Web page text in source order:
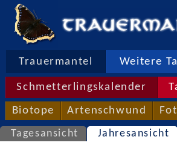
Trauermantel Weitere
Schmetterlingskalender
Biotope Artenschwund
Tagesansicht Jahresansicht